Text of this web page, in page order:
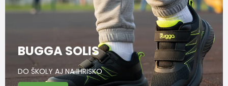
BUGGA SOLIS
DO ŠKOLY AJ NA IHRISKO